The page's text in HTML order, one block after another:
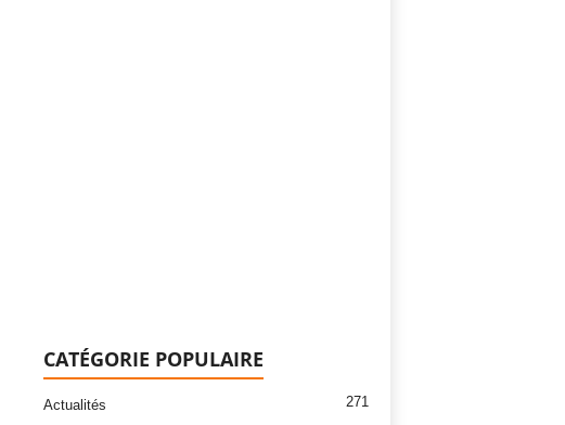
CATÉGORIE POPULAIRE
Actualités 271